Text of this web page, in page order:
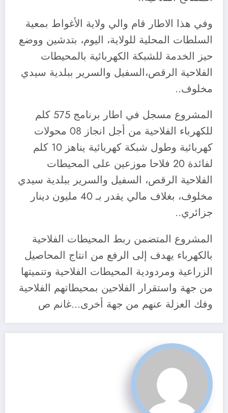
وفي هذا الاطار قام والي ولاية الأغواط بمعية
السلطات المحلية للولاية، اليوم، بتدشين ووضع
حيز الخدمة للشبكة الكهربائية بالمحيطات
الفلاحية الرقص،السفيل والسرير ببلدية سيدي
مخلوف..
المشروع مسجل في اطار برنامج 575 كلم
للكهرباء الفلاحية من أجل انجاز 08 محولات
كهربائية وطول شبكة كهربائية يناهز 10 كلم
لفائدة 20 فلاحا موزعين على المحيطات
الفلاحية الرقص، السفيل والسرير ببلدية سيدي
مخلوف، بغلاف مالي يقدر بـ 40 مليون دينار
جزائري..
المشروع المتضمن ربط المحيطات الفلاحية
بالكهرباء يهدف إلى الرفع من انتاج المحاصيل
الزراعية ومردودية المحيطات الفلاحية وتنميتها
من جهة واستقرار الفلاحين بمحيطاتهم الفلاحية
وفك العزلة عنهم من جهة أخرى…غانم ص